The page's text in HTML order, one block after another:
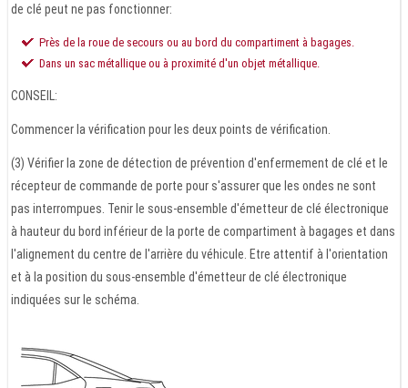
de clé peut ne pas fonctionner:
Près de la roue de secours ou au bord du compartiment à bagages.
Dans un sac métallique ou à proximité d'un objet métallique.
CONSEIL:
Commencer la vérification pour les deux points de vérification.
(3) Vérifier la zone de détection de prévention d'enfermement de clé et le
récepteur de commande de porte pour s'assurer que les ondes ne sont
pas interrompues. Tenir le sous-ensemble d'émetteur de clé électronique
à hauteur du bord inférieur de la porte de compartiment à bagages et dans
l'alignement du centre de l'arrière du véhicule. Etre attentif à l'orientation
et à la position du sous-ensemble d'émetteur de clé électronique
indiquées sur le schéma.